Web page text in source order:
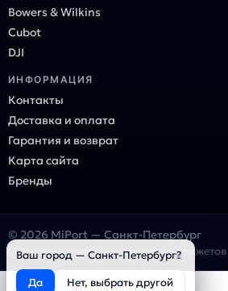
Bowers & Wilkins
Cubot
DJI
ИНФОРМАЦИЯ
Контакты
Доставка и оплата
Гарантия и возврат
Карта сайта
Бренды
© 2026 MiPort — Санкт-Петербург
Онлайн-магазин электроники и гаджетов
Ваш город — Санкт-Петербург?
Да
Нет, выбрать другой
×